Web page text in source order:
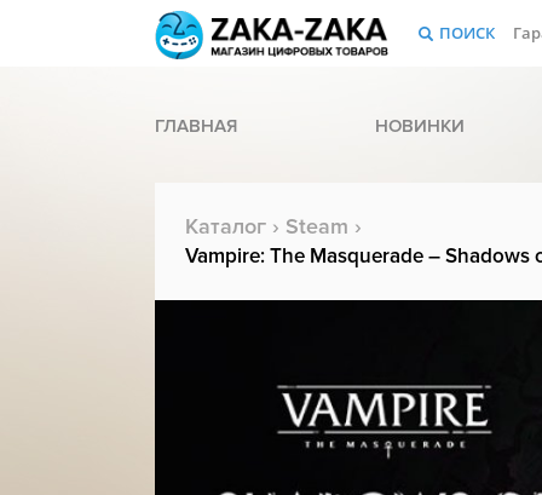
ПОИСК
ГЛАВНАЯ НОВИНКИ
Каталог › Steam ›
Vampire: The Masquerade –